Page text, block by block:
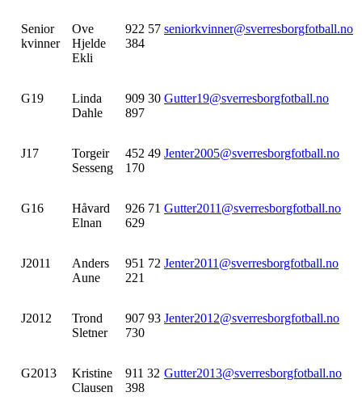
Senior
kvinner
Ove
Hjelde
Ekli
922 57
384
seniorkvinner@sverresborgfotball.no
G19
Linda
Dahle
909 30
897
Gutter19@sverresborgfotball.no
J17
Torgeir
Sesseng
452 49
170
Jenter2005@sverresborgfotball.no
G16
Håvard
Elnan
926 71
629
Gutter2011@sverresborgfotball.no
J2011
Anders
Aune
951 72
221
Jenter2011@sverresborgfotball.no
J2012
Trond
Sletner
907 93
730
Jenter2012@sverresborgfotball.no
G2013
Kristine
Clausen
911 32
398
Gutter2013@sverresborgfotball.no